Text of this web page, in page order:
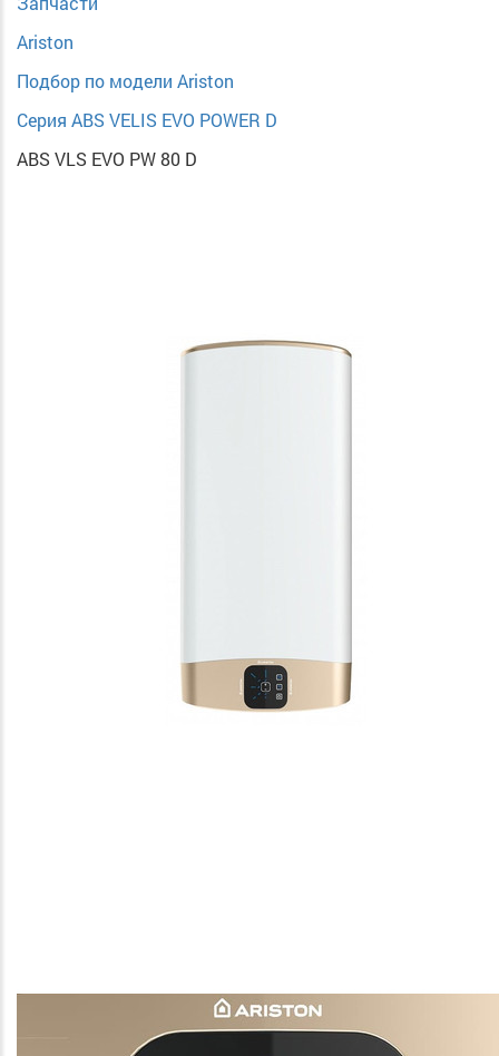
Ariston
Подбор по модели Ariston
Серия ABS VELIS EVO POWER D
ABS VLS EVO PW 80 D